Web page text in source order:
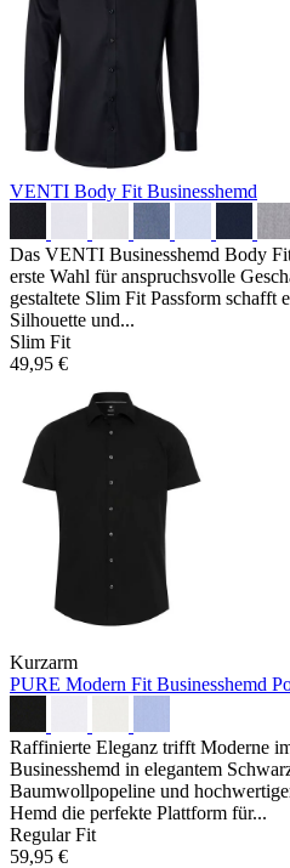
VENTI Body Fit Businesshemd
Das VENTI Businesshemd Body
erste Wahl für anspruchsvolle
gestaltete Slim Fit Passform schafft
Silhouette und...
Slim Fit
49,95 €
Kurzarm
PURE Modern Fit Businesshemd
Raffinierte Eleganz trifft Moderne
Businesshemd in elegantem
Baumwollpopeline und
Hemd die perfekte Plattform für...
Regular Fit
59,95 €